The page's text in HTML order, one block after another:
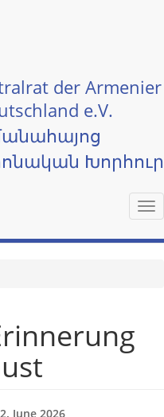
der Armenier
e.V.
June 2026